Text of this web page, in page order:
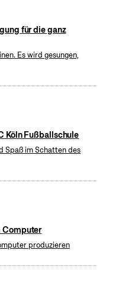
für die ganz
Es wird gesungen,
Köln Fußballschule
Spaß im Schatten des
Computer
produzieren